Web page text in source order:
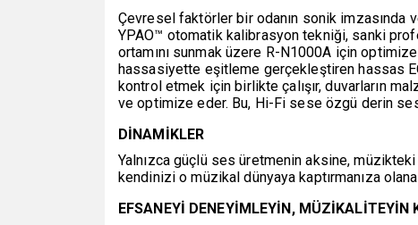
Çevresel faktörler bir odanın sonik imzasında
YPAO™ otomatik kalibrasyon tekniği, sanki
ortamını sunmak üzere R-N1000A için
hassasiyette eşitleme gerçekleştiren hassas
kontrol etmek için birlikte çalışır, duvarların
ve optimize eder. Bu, Hi-Fi sese özgü derin
DİNAMİKLER
Yalnızca güçlü ses üretmenin aksine,
kendinizi o müzikal dünyaya kaptırmanıza
EFSANEYİ DENEYİMLEYİN, MÜZİKALİTEYİN